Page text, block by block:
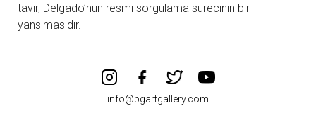
tavır, Delgado’nun resmi sorgulama sürecinin bir
yansımasıdır.
info@pgartgallery.com